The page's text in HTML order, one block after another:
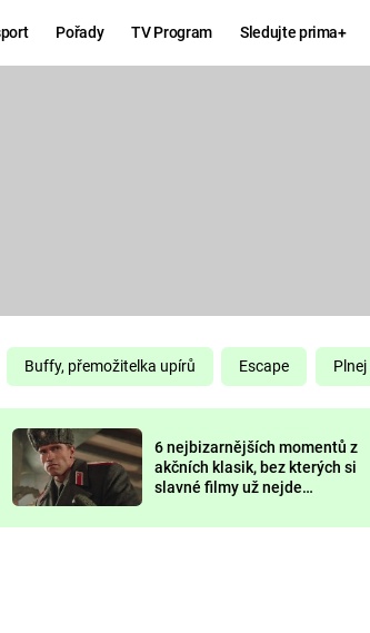
Pořady TV Program Sledujte prima+
DELIVERANCE
Buffy, přemožitelka upírů Escape Plnej
6 nejbizarnějších momentů z
akčních klasik, bez kterých si
slavné filmy už nejde